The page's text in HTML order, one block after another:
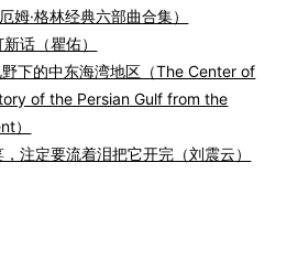
姆·格林经典六部曲合集）
话（瞿佑）
下的中东海湾地区（The Center of
of the Persian Gulf from the
）
注定要流着泪把它开完（刘震云）